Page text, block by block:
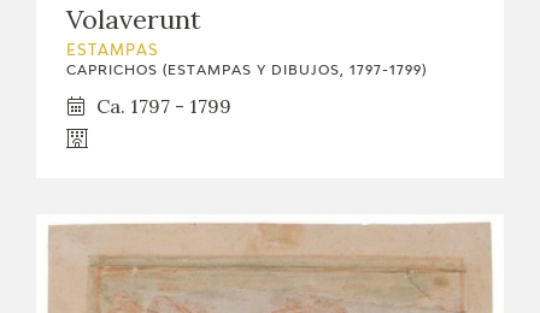
Volaverunt
ESTAMPAS
CAPRICHOS (ESTAMPAS Y DIBUJOS, 1797-1799)
Ca. 1797 - 1799